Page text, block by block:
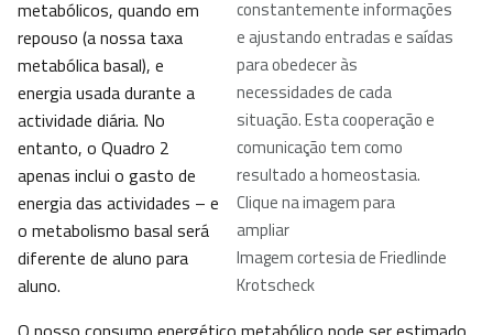
constantemente informações
e ajustando entradas e saídas
para obedecer às
necessidades de cada
situação. Esta cooperação e
comunicação tem como
resultado a homeostasia.
Clique na imagem para
ampliar
Imagem cortesia de Friedlinde
Krotscheck
metabólicos, quando em
repouso (a nossa taxa
metabólica basal), e
energia usada durante a
actividade diária. No
entanto, o Quadro 2
apenas inclui o gasto de
energia das actividades – e
o metabolismo basal será
diferente de aluno para
aluno.